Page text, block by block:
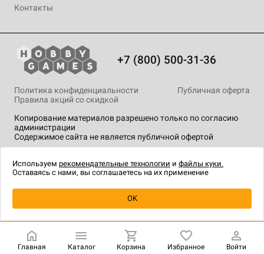
Уведомить о наличии
Контакты
+7 (800) 500-31-36
Копирование материалов разрешено только по согласию
администрации
Содержимое сайта не является публичной офертой
Политика конфиденциальности
Публичная оферта
Правила акций со скидкой
технологии.
Главная Каталог Корзина Избранное Войти
Используем рекомендательные технологии и файлы куки.
Оставаясь с нами, вы соглашаетесь на их применение
OK